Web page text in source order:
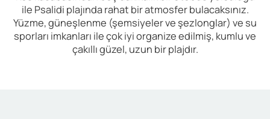
ile Psalidi plajında rahat bir atmosfer bulacaksınız.
Yüzme, güneşlenme (şemsiyeler ve şezlonglar) ve su
sporları imkanları ile çok iyi organize edilmiş, kumlu ve
çakıllı güzel, uzun bir plajdır.